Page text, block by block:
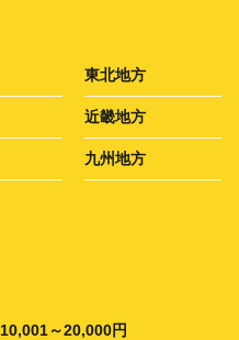
東北地方
近畿地方
九州地方
10,001～20,000円